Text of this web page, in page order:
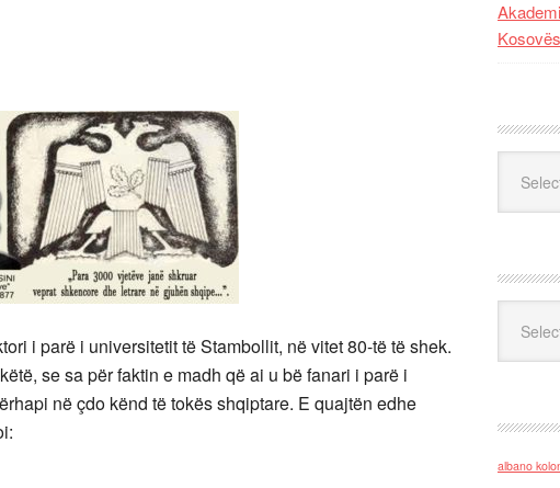
i parë i universitetit të Stambollit, në vitet 80-të të shek.
se sa për faktin e madh që ai u bë fanari i parë i
në çdo kënd të tokës shqiptare. E quajtën edhe
Kosovës
albano